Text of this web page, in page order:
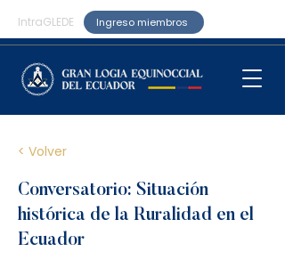
Ingreso miembros
IntraGLEDE
< Volver
Conversatorio: Situación
histórica de la Ruralidad en el
Ecuador